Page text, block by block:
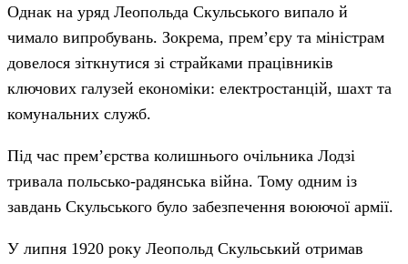
Однак на уряд Леопольда Скульського випало й
чимало випробувань. Зокрема, прем’єру та міністрам
довелося зіткнутися зі страйками працівників
ключових галузей економіки: електростанцій, шахт та
комунальних служб.
Під час прем’єрства колишнього очільника Лодзі
тривала польсько-радянська війна. Тому одним із
завдань Скульського було забезпечення воюючої армії.
У липня 1920 року Леопольд Скульський отримав